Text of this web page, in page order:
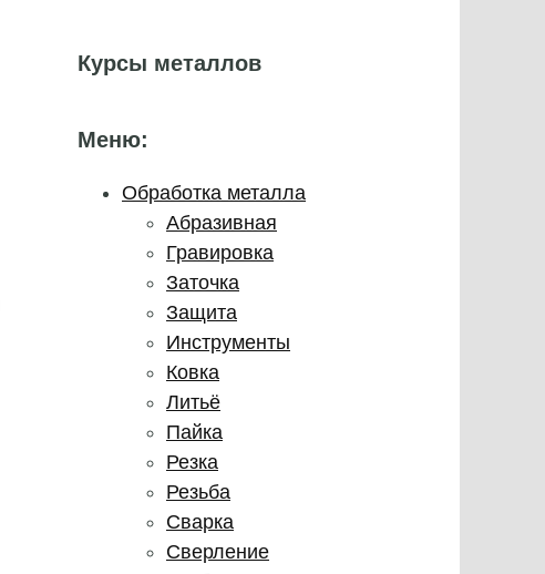
Курсы металлов
Меню:
Обработка металла
Абразивная
Гравировка
Заточка
Защита
Инструменты
Ковка
Литьё
Пайка
Резка
Резьба
Сварка
Сверление